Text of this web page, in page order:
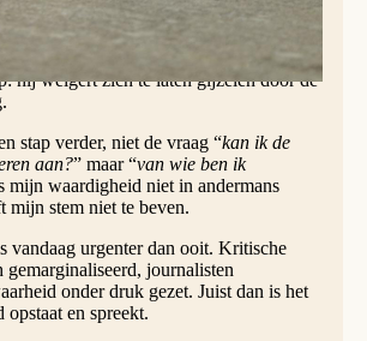
dat je blijft staan in wat waar is.
triomf, maar een vorm van
hij weigert zich te laten gijzelen door de
stap verder, niet de vraag “kan ik de
aan?” maar “van wie ben ik
mijn waardigheid niet in andermans
mijn stem niet te beven.
vandaag urgenter dan ooit. Kritische
gemarginaliseerd, journalisten
onder druk gezet. Juist dan is het
en spreekt.